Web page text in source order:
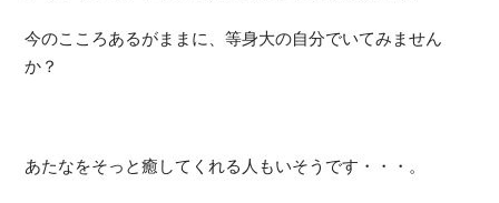
今のこころあるがままに、等身大の自分でいてみません
か？
あたなをそっと癒してくれる人もいそうです・・・。